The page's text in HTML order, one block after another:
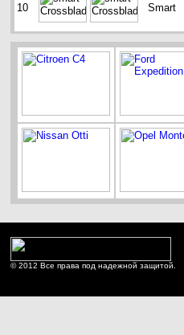
10 Smart
© 2012 Все права под надежной защитой.